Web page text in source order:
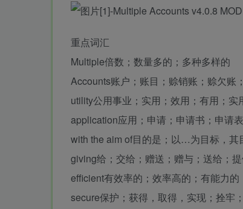
重点词汇
Multiple倍数；数量多的；多种多样的
Accounts账户；账目；赊销账；赊欠账
utility公用事业；实用；效用；有用；实
application应用；申请；申请书；申请
with the aim of目的是；以…为目标，其
giving给；交给；赠送；赠与；送给；
efficient有效率的；效率高的；有能力的
secure保护；获得，取得，实现；拴牢